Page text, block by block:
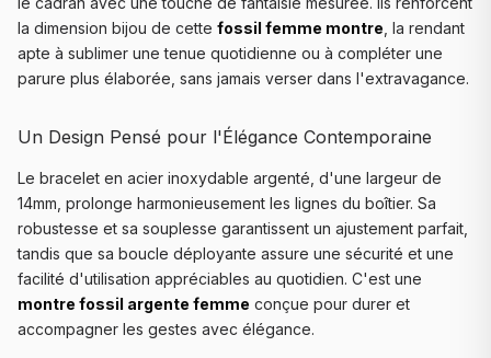
la dimension bijou de cette fossil femme montre , la rendant
apte à sublimer une tenue quotidienne ou à compléter une
parure plus élaborée, sans jamais verser dans l'extravagance.
Un Design Pensé pour l'Élégance Contemporaine
Le bracelet en acier inoxydable argenté, d'une largeur de
14mm, prolonge harmonieusement les lignes du boîtier. Sa
robustesse et sa souplesse garantissent un ajustement parfait,
tandis que sa boucle déployante assure une sécurité et une
facilité d'utilisation appréciables au quotidien. C'est une
montre fossil argente femme conçue pour durer et
accompagner les gestes avec élégance.